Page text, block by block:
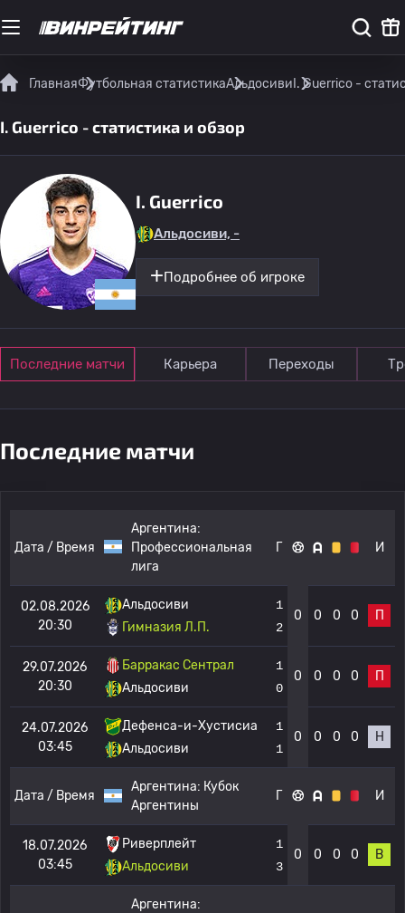
ГлавнаяФутбольная статистикаАльдосиви I. Guerrico -
I. Guerrico - статистика и обзор
I. Guerrico
Альдосиви, -
Подробнее об игроке
Последние матчи Карьера Переходы
Последние матчи
Дата / Время
Аргентина:
Профессиональная
лига
Г И
02.08.2026
20:30
Альдосиви
Гимназия Л.П.
1
2
0 0 0 0 П
29.07.2026
20:30
Барракас Сентрал
Альдосиви
1
0
0 0 0 0 П
24.07.2026
03:45
Дефенса-и-Хустисиа
Альдосиви
1
1
0 0 0 0 Н
Дата / Время
Аргентина: Кубок
Аргентины
Г И
18.07.2026
03:45
Риверплейт
Альдосиви
1
3
0 0 0 0 В
Аргентина: